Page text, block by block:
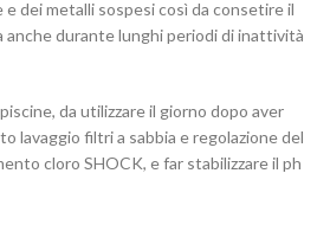
dei metalli sospesi così da consetire il
anche durante lunghi periodi di inattività
da utilizzare il giorno dopo aver
lavaggio filtri a sabbia e regolazione del
cloro SHOCK, e far stabilizzare il ph